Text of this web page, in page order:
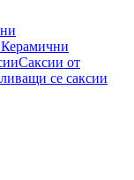
Керамични
Саксии от
се саксии